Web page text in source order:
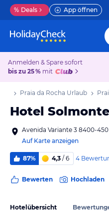
% Deals App öffnen
Anmelden & Spare sofort
bis zu 25 % mit
Praia da Rocha Urlaub
Hotel Solmonte
Avenida Variante 3 8400-
Auf Karte anzeigen
87% 4,3 / 6 4
Bewerten Hochladen
Hotelübersicht